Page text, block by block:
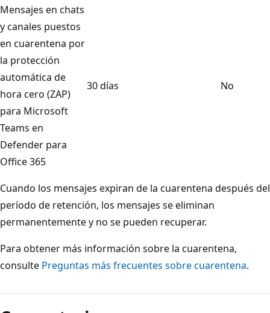
Mensajes en chats
y canales puestos
en cuarentena por
la protección
automática de
hora cero (ZAP)
para Microsoft
Teams en
Defender para
Office 365
30 días No
Cuando los mensajes expiran de la cuarentena después del
período de retención, los mensajes se eliminan
permanentemente y no se pueden recuperar.
Para obtener más información sobre la cuarentena,
consulte Preguntas más frecuentes sobre cuarentena.